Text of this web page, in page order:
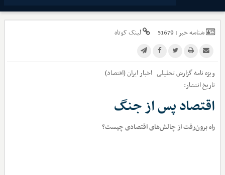
شناسه خبر : 51679 لینک کوتاه
ویژه نامه گزارش تحلیلی اخبارایران (اقتصاد)
تاریخ انتشار:
اقتصاد پس از جنگ
راه برون‌رفت از چالش‌های اقتصادی چیست؟